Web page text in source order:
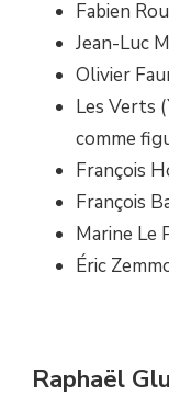
Fabien
Jean-Luc
Olivier
Les Verts
comme
François
François
Marine Le
Éric
Raphaël